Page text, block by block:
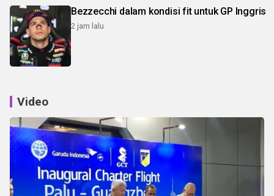
Bezzecchi dalam kondisi fit untuk GP Inggris
2 jam lalu
Video